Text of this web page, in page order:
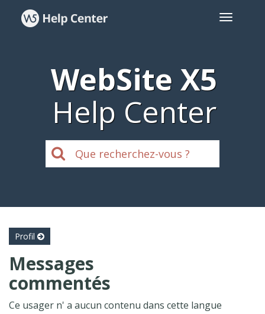
WebSite X5
Help Center
Profil
Messages
commentés
Ce usager n' a aucun contenu dans cette langue